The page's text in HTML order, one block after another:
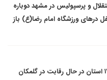
و پرسپولیس در مشهد دوباره
در‌های ورزشگاه امام رضا(ع) باز